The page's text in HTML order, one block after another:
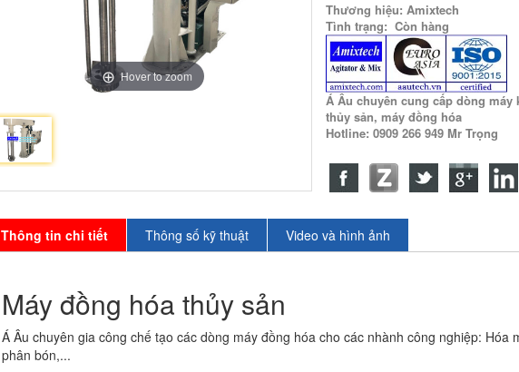
Hover to zoom
Thương hiệu: Amixtech
Tình trạng: Còn hàng
Á Âu chuyên cung cấp dòng máy
thủy sản, máy đồng hóa
Hotline: 0909 266 949 Mr Trọng
Thông tin chi tiết Thông số kỹ thuật Video và hình ảnh
Máy đồng hóa thủy sản
Á Âu chuyên gia công chế tạo các dòng máy đồng hóa cho các nhành công nghiệp: Hóa
phân bón,...